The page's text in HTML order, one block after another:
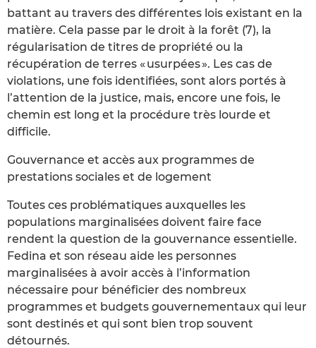
battant au travers des différentes lois existant en la
matière. Cela passe par le droit à la forêt (7), la
régularisation de titres de propriété ou la
récupération de terres « usurpées ». Les cas de
violations, une fois identifiées, sont alors portés à
l’attention de la justice, mais, encore une fois, le
chemin est long et la procédure très lourde et
difficile.
Gouvernance et accès aux programmes de
prestations sociales et de logement
Toutes ces problématiques auxquelles les
populations marginalisées doivent faire face
rendent la question de la gouvernance essentielle.
Fedina et son réseau aide les personnes
marginalisées à avoir accès à l’information
nécessaire pour bénéficier des nombreux
programmes et budgets gouvernementaux qui leur
sont destinés et qui sont bien trop souvent
détournés.